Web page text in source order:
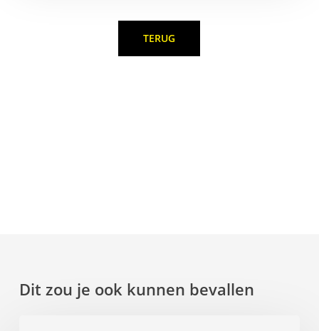
TERUG
Dit zou je ook kunnen bevallen